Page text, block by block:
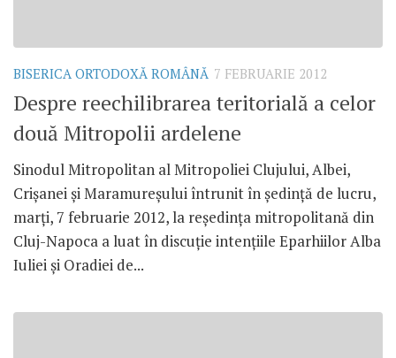
BISERICA ORTODOXĂ ROMÂNĂ 7 FEBRUARIE 2012
Despre reechilibrarea teritorială a celor
două Mitropolii ardelene
Sinodul Mitropolitan al Mitropoliei Clujului, Albei,
Crişanei şi Maramureşului întrunit în şedinţă de lucru,
marţi, 7 februarie 2012, la reşedinţa mitropolitană din
Cluj-Napoca a luat în discuţie intenţiile Eparhiilor Alba
Iuliei şi Oradiei de...